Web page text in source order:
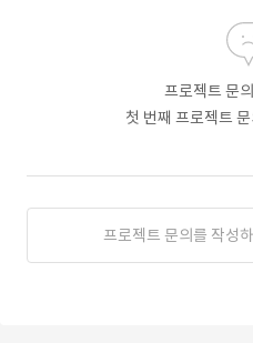
프로젝트 문
첫 번째 프로젝트
프로젝트 문의를 작성